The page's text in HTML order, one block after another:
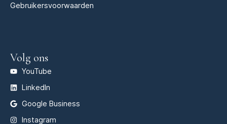
Gebruikersvoorwaarden
Volg ons
YouTube
LinkedIn
Google Business
Instagram